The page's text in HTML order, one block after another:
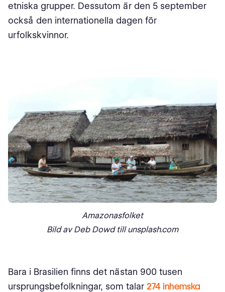
etniska grupper. Dessutom är den 5 september
också den internationella dagen för
urfolkskvinnor.
Amazonasfolket
Bild av Deb Dowd till unsplash.com
Bara i Brasilien finns det nästan 900 tusen
ursprungsbefolkningar, som talar 274 inhemska